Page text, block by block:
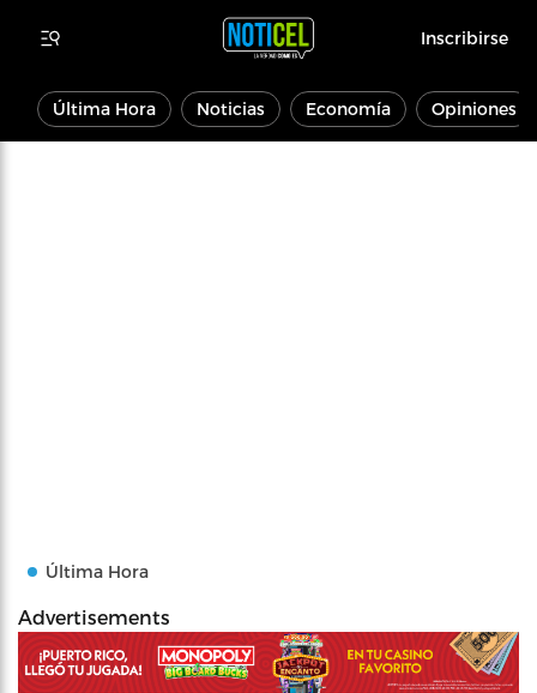
Inscribirse
Última Hora Noticias Economía Opiniones
Última Hora
Advertisements